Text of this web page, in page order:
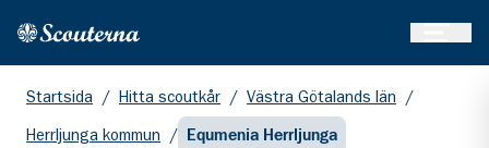
Hem
Startsida / Hitta scoutkår / Västra Götalands län /
Herrljunga kommun / Equmenia Herrljunga